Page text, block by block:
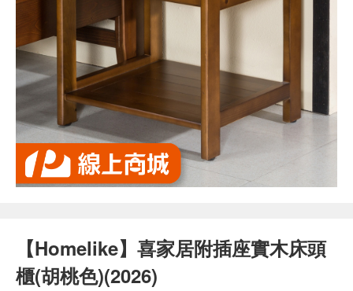
【Homelike】喜家居附插座實木床頭
櫃(胡桃色)(2026)